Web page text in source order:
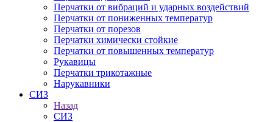
Перчатки от вибраций и ударных воздействий
Перчатки от пониженных температур
Перчатки от порезов
Перчатки химически стойкие
Перчатки от повышенных температур
Рукавицы
Перчатки трикотажные
Нарукавники
СИЗ
Назад
СИЗ